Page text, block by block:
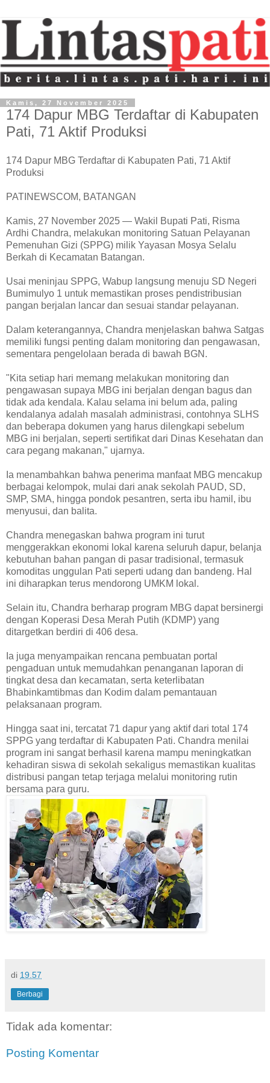
Kamis, 27 November 2025
174 Dapur MBG Terdaftar di Kabupaten
Pati, 71 Aktif Produksi
174 Dapur MBG Terdaftar di Kabupaten Pati, 71 Aktif
Produksi
PATINEWSCOM, BATANGAN
Kamis, 27 November 2025 — Wakil Bupati Pati, Risma
Ardhi Chandra, melakukan monitoring Satuan Pelayanan
Pemenuhan Gizi (SPPG) milik Yayasan Mosya Selalu
Berkah di Kecamatan Batangan.
Usai meninjau SPPG, Wabup langsung menuju SD Negeri
Bumimulyo 1 untuk memastikan proses pendistribusian
pangan berjalan lancar dan sesuai standar pelayanan.
Dalam keterangannya, Chandra menjelaskan bahwa Satgas
memiliki fungsi penting dalam monitoring dan pengawasan,
sementara pengelolaan berada di bawah BGN.
"Kita setiap hari memang melakukan monitoring dan
pengawasan supaya MBG ini berjalan dengan bagus dan
tidak ada kendala. Kalau selama ini belum ada, paling
kendalanya adalah masalah administrasi, contohnya SLHS
dan beberapa dokumen yang harus dilengkapi sebelum
MBG ini berjalan, seperti sertifikat dari Dinas Kesehatan dan
cara pegang makanan," ujarnya.
Ia menambahkan bahwa penerima manfaat MBG mencakup
berbagai kelompok, mulai dari anak sekolah PAUD, SD,
SMP, SMA, hingga pondok pesantren, serta ibu hamil, ibu
menyusui, dan balita.
Chandra menegaskan bahwa program ini turut
menggerakkan ekonomi lokal karena seluruh dapur, belanja
kebutuhan bahan pangan di pasar tradisional, termasuk
komoditas unggulan Pati seperti udang dan bandeng. Hal
ini diharapkan terus mendorong UMKM lokal.
Selain itu, Chandra berharap program MBG dapat bersinergi
dengan Koperasi Desa Merah Putih (KDMP) yang
ditargetkan berdiri di 406 desa.
Ia juga menyampaikan rencana pembuatan portal
pengaduan untuk memudahkan penanganan laporan di
tingkat desa dan kecamatan, serta keterlibatan
Bhabinkamtibmas dan Kodim dalam pemantauan
pelaksanaan program.
Hingga saat ini, tercatat 71 dapur yang aktif dari total 174
SPPG yang terdaftar di Kabupaten Pati. Chandra menilai
program ini sangat berhasil karena mampu meningkatkan
kehadiran siswa di sekolah sekaligus memastikan kualitas
distribusi pangan tetap terjaga melalui monitoring rutin
bersama para guru.
di 19.57
Berbagi
Tidak ada komentar:
Posting Komentar